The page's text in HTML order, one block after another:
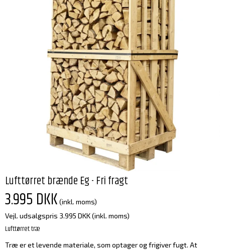
Lufttørret brænde Eg - Fri fragt
3.995 DKK (inkl. moms)
Vejl. udsalgspris 3.995 DKK(inkl. moms)
Lufttørret træ
Træ er et levende materiale, som optager og frigiver fugt. At